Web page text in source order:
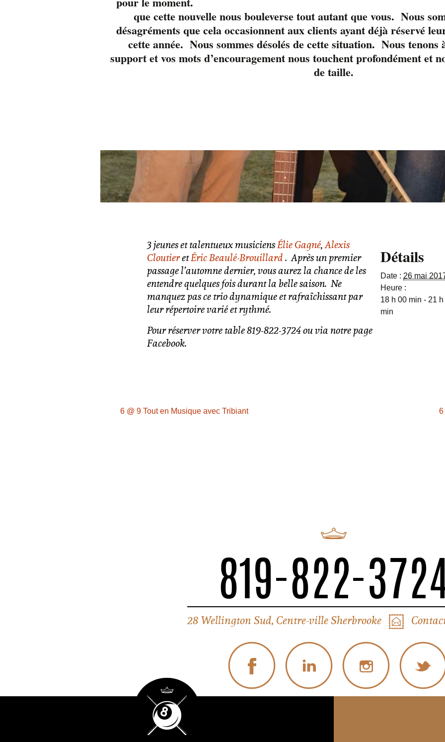
3 jeunes et talentueux musiciensÉlie Gagné,Alexis
CloutieretÉric Beaulé-Brouillard. Après un premier
passage l’automne dernier, vous aurez la chance de les
entendre quelques fois durant la belle saison. Ne
manquez pas ce trio dynamique et rafraîchissant par
leur répertoire varié et rythmé.
Pour réserver votre table 819-822-3724 ou via notre page
Facebook.
Détails
Date : 26 mai
Heure :
18 h 00 min - 21
min
6 @ 9 Tout en Musique avec Tribiant 6
819-822-
28 Wellington Sud, Centre-ville Sherbrooke
que cette nouvelle nous bouleverse tout autant que vous. Nous
désagréments que cela occasionnent aux clients ayant déjà réservé
cette année. Nous sommes désolés de cette situation. Nous tenons
support et vos mots d’encouragement nous touchent profondément et
de taille.